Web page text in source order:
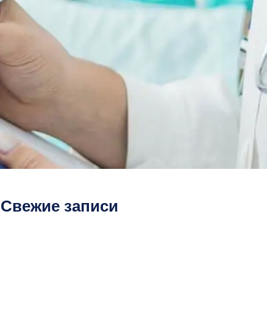
Свежие записи